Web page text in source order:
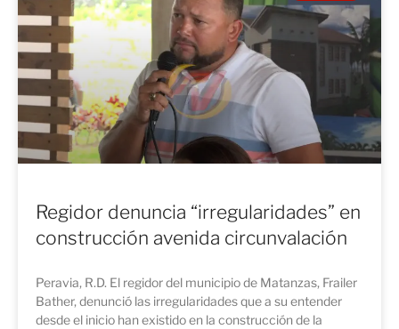
Regidor denuncia “irregularidades” en
construcción avenida circunvalación
Peravia, R.D. El regidor del municipio de Matanzas, Frailer
Bather, denunció las irregularidades que a su entender
desde el inicio han existido en la construcción de la